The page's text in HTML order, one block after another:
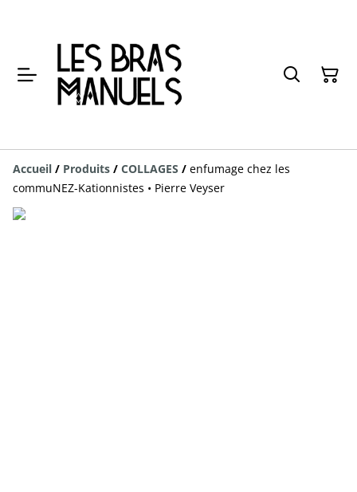
Accueil / Produits / COLLAGES / enfumage chez les
commuNEZ-Kationnistes • Pierre Veyser